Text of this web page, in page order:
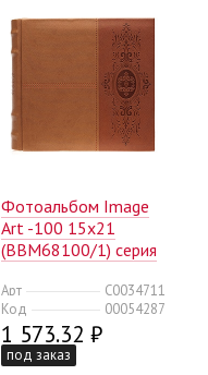
Фотоальбом Image
Art -100 15x21
(BBM68100/1) серия
(12/240)
Арт
C0034711
Код
00054287
1 573.32 ₽
под заказ